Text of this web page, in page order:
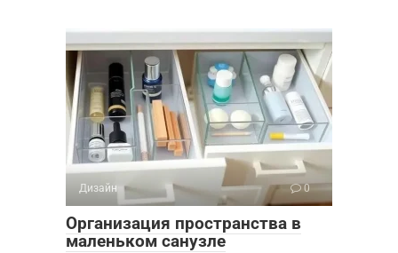
Дизайн 0
Организация пространства в
маленьком санузле